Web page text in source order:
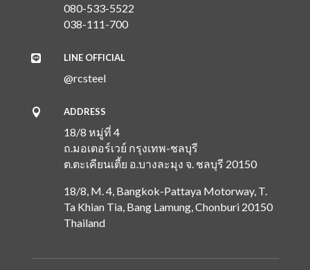
080-533-5522
038-111-700
 LINE OFFICIAL
@rcsteel
 ADDRESS
18/8 หมู่ที่ 4
ถ.มอเตอร์เวย์ กรุงเทพ-ชลบุรี
ต.ตะเคียนเตี้ย อ.บางละมุง จ. ชลบุรี 20150
18/8, M. 4, Bangkok-Pattaya Motorway, T.
Ta Khian Tia, Bang Lamung, Chonburi 20150
Thailand